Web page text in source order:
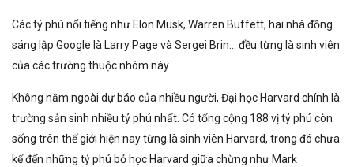
Các tỷ phú nổi tiếng như Elon Musk, Warren Buffett, hai nhà đồng
sáng lập Google là Larry Page và Sergei Brin… đều từng là sinh viên
của các trường thuộc nhóm này.
Không nằm ngoài dự báo của nhiều người, Đại học Harvard chính là
trường sản sinh nhiều tỷ phú nhất. Có tổng cộng 188 vị tỷ phú còn
sống trên thế giới hiện nay từng là sinh viên Harvard, trong đó chưa
kể đến những tỷ phú bỏ học Harvard giữa chừng như Mark